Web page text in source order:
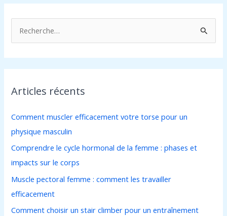
e
c
h
e
r
:
Articles récents
Comment muscler efficacement votre torse pour un
physique masculin
Comprendre le cycle hormonal de la femme : phases et
impacts sur le corps
Muscle pectoral femme : comment les travailler
efficacement
Comment choisir un stair climber pour un entraînement